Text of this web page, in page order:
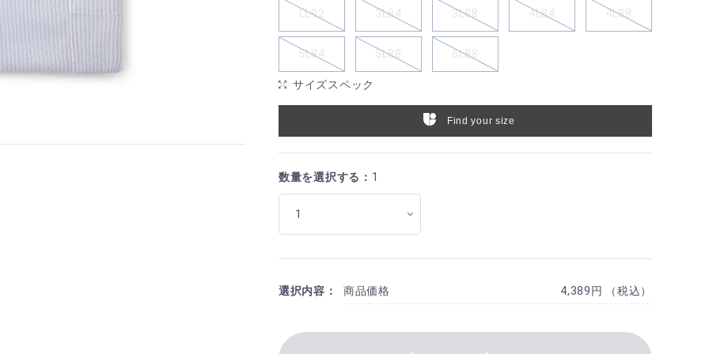
LL92 3L84 3L88 4L84 4L88
5L84 5L88 6L88
サイズスペック
Find your size
数量を選択する： 1
選択内容： 商品価格 4,389円 （税込）